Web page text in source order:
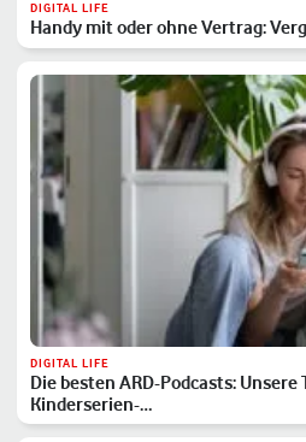
DIGITAL LIFE
Handy mit oder ohne Vertrag:
DIGITAL LIFE
Die besten ARD-Podcasts: Unsere
Kinderserien-…